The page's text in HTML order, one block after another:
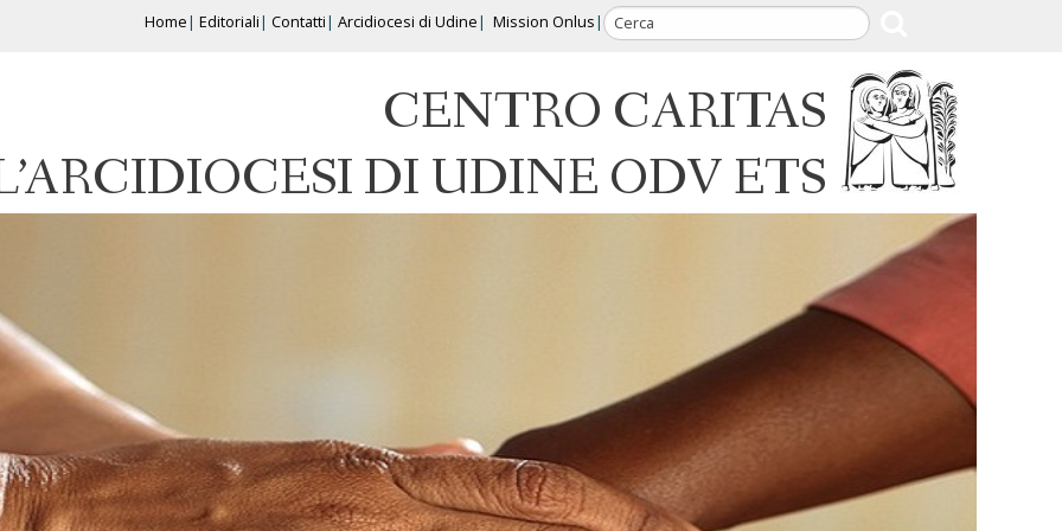
Home Editoriali Contatti Arcidiocesi di Udine Mission Onlus
CENTRO CARITAS
DI UDINE ODV ETS